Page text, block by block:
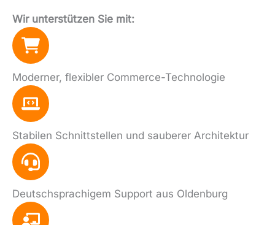
Wir unterstützen Sie mit:
Moderner, flexibler Commerce-Technologie
Stabilen Schnittstellen und sauberer Architektur
Deutschsprachigem Support aus Oldenburg